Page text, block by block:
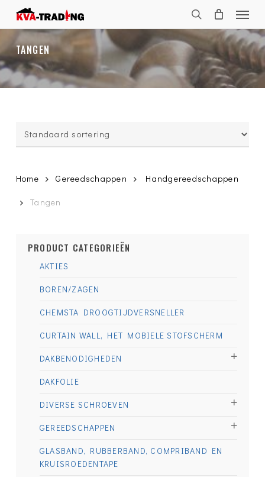
main
content
search
Menu
TANGEN
Home Gereedschappen Handgereedschappen
Tangen
PRODUCT CATEGORIEËN
AKTIES
BOREN/ZAGEN
CHEMSTA DROOGTIJDVERSNELLER
CURTAIN WALL, HET MOBIELE STOFSCHERM
DAKBENODIGHEDEN
DAKFOLIE
DIVERSE SCHROEVEN
GEREEDSCHAPPEN
GLASBAND, RUBBERBAND, COMPRIBAND EN
KRUISROEDENTAPE